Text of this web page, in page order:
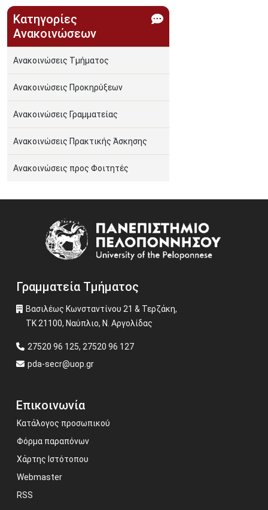
Κατηγορίες
Ανακοινώσεων
Ανακοινώσεις Τμήματος
Ανακοινώσεις Προκηρύξεων
Ανακοινώσεις Γραμματείας
Ανακοινώσεις Πρακτικής Άσκησης
Ανακοινώσεις προς Φοιτητές
Γραμματεία Τμήματος
Βασιλέως Κωνσταντίνου 21 & Τερζάκη,
ΤΚ 21100, Ναύπλιο, Ν. Αργολίδας
27520 96 125, 27520 96 127
pda-secr@uop.gr
Επικοινωνία
Κατάλογος προσωπικού
Φόρμα παραπόνων
Χάρτης Ιστότοπου
Webmaster
RSS